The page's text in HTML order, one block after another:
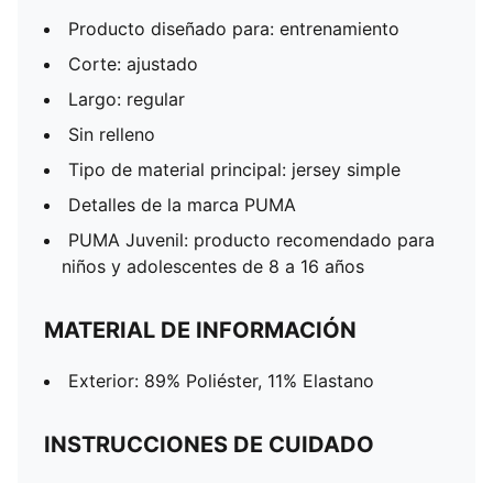
Producto diseñado para: entrenamiento
Corte: ajustado
Largo: regular
Sin relleno
Tipo de material principal: jersey simple
Detalles de la marca PUMA
PUMA Juvenil: producto recomendado para
niños y adolescentes de 8 a 16 años
MATERIAL DE INFORMACIÓN
Exterior: 89% Poliéster, 11% Elastano
INSTRUCCIONES DE CUIDADO